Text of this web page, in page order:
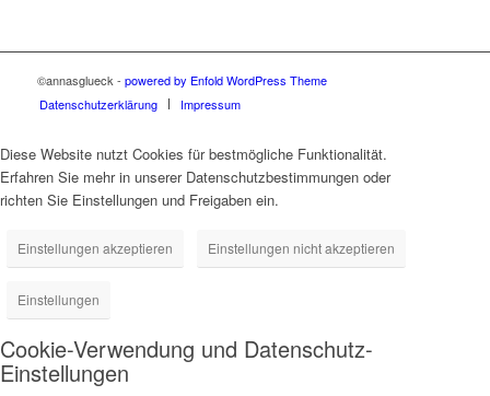
©annasglueck - powered by Enfold WordPress Theme
Datenschutzerklärung
Impressum
Diese Website nutzt Cookies für bestmögliche Funktionalität.
Erfahren Sie mehr in unserer Datenschutzbestimmungen oder
richten Sie Einstellungen und Freigaben ein.
Einstellungen akzeptieren Einstellungen nicht akzeptieren
Einstellungen
Cookie-Verwendung und Datenschutz-
Einstellungen